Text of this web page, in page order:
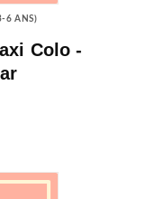
6 ANS)
Colo -